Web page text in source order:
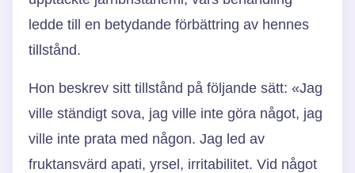
ledde till en betydande förbättring av hennes
tillstånd.
Hon beskrev sitt tillstånd på följande sätt: «Jag
ville ständigt sova, jag ville inte göra något, jag
ville inte prata med någon. Jag led av
fruktansvärd apati, yrsel, irritabilitet. Vid något